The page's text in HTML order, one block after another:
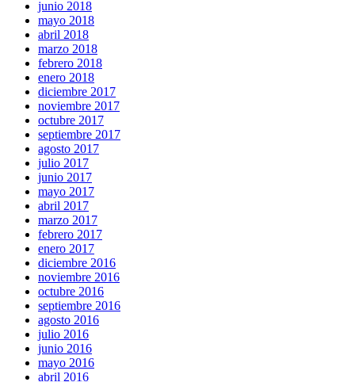
junio 2018
mayo 2018
abril 2018
marzo 2018
febrero 2018
enero 2018
diciembre 2017
noviembre 2017
octubre 2017
septiembre 2017
agosto 2017
julio 2017
junio 2017
mayo 2017
abril 2017
marzo 2017
febrero 2017
enero 2017
diciembre 2016
noviembre 2016
octubre 2016
septiembre 2016
agosto 2016
julio 2016
junio 2016
mayo 2016
abril 2016